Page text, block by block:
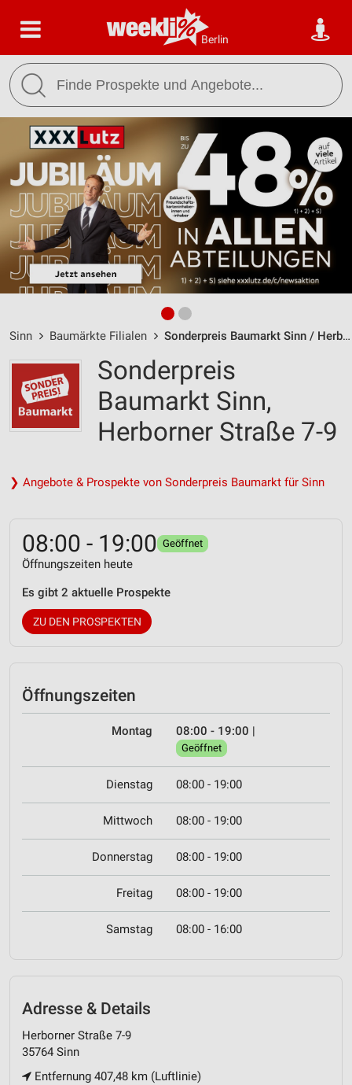
Berlin
Sinn Baumärkte Filialen Sonderpreis Baumarkt Sinn / Herborner Straße 7-9 - Öffnungszeiten & Adresse
Sonderpreis
Baumarkt Sinn,
Herborner Straße 7-9
❯ Angebote & Prospekte von Sonderpreis Baumarkt für Sinn
08:00 - 19:00 Geöffnet
Öffnungszeiten heute
Es gibt 2 aktuelle Prospekte
ZU DEN PROSPEKTEN
Öffnungszeiten
Montag 08:00 - 19:00 |
Geöffnet
Dienstag 08:00 - 19:00
Mittwoch 08:00 - 19:00
Donnerstag 08:00 - 19:00
Freitag 08:00 - 19:00
Samstag 08:00 - 16:00
Adresse & Details
Herborner Straße 7-9
35764 Sinn
Entfernung 407,48 km (Luftlinie)